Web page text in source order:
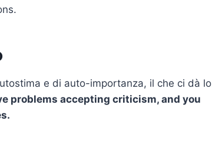
e di auto-importanza, il che ci dà lo
problems accepting criticism, and you